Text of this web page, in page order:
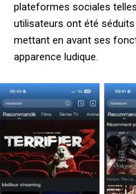
plateformes sociales
utilisateurs ont été
mettant en avant ses
apparence ludique.